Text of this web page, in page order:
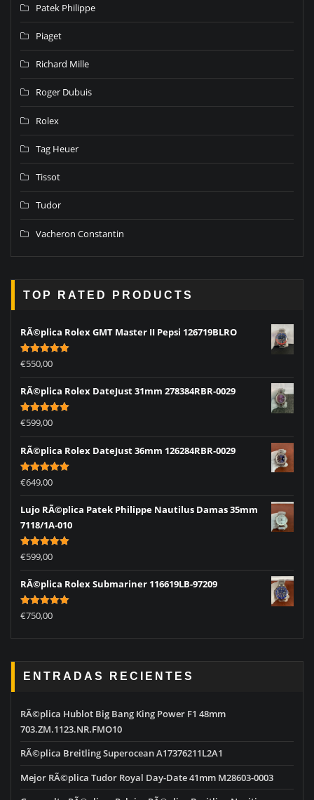
Patek Philippe
Piaget
Richard Mille
Roger Dubuis
Rolex
Tag Heuer
Tissot
Tudor
Vacheron Constantin
TOP RATED PRODUCTS
RÃ©plica Rolex GMT Master II Pepsi 126719BLRO
Rated5.00
out of 5
€550,00
RÃ©plica Rolex DateJust 31mm 278384RBR-0029
Rated5.00
out of 5
€599,00
RÃ©plica Rolex DateJust 36mm 126284RBR-0029
Rated5.00
out of 5
€649,00
Lujo RÃ©plica Patek Philippe Nautilus Damas 35mm
7118/1A-010
Rated5.00
out of 5
€599,00
RÃ©plica Rolex Submariner 116619LB-97209
Rated5.00
out of 5
€750,00
ENTRADAS RECIENTES
RÃ©plica Hublot Big Bang King Power F1 48mm
703.ZM.1123.NR.FMO10
RÃ©plica Breitling Superocean A17376211L2A1
Mejor RÃ©plica Tudor Royal Day-Date 41mm M28603-0003